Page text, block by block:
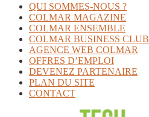
QUI SOMMES-NOUS ?
COLMAR MAGAZINE
COLMAR ENSEMBLE
COLMAR BUSINESS CLUB
AGENCE WEB COLMAR
OFFRES D’EMPLOI
DEVENEZ PARTENAIRE
PLAN DU SITE
CONTACT